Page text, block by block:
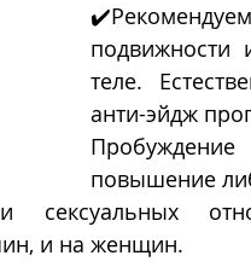
подвижности
теле.
анти-эйдж
повышение
сексуальных
и на женщин.